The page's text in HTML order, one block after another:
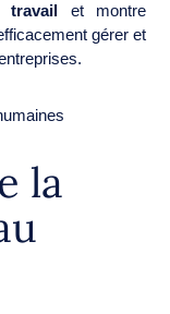
travail et montre
gérer et
la